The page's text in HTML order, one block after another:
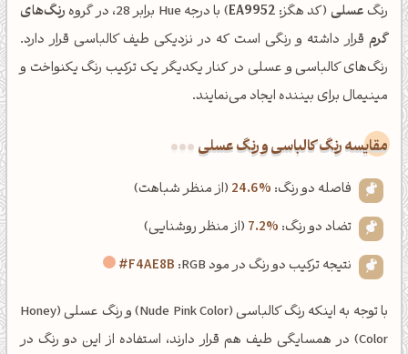
رنگعسلی (کد هگز: EA9952) با درجه Hue برابر 28، در گروه
رنگ‌های
گرم قرار داشته و رنگی است که در نزدیکی طیف کالباسی قرار دارد.
رنگ‌های کالباسی و عسلی در کنار یکدیگر یک ترکیب رنگ یکنواخت و
مینیمال برای بیننده ایجاد می‌نمایند.
‌مقایسه رنگ کالباسی و رنگ عسلی
فاصله دو رنگ: 24.6% (از منظر شباهت)
تضاد دو رنگ: 7.2% (از منظر روشنایی)
نتیجه ترکیب دو رنگ در مود RGB:
#F4AE8B
با توجه به اینکه رنگ کالباسی (Nude Pink Color) و رنگ عسلی (Honey
Color) در همسایگی طیف هم قرار دارند، استفاده از این دو رنگ در